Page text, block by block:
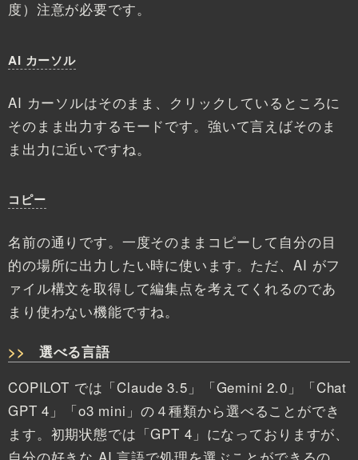
度）注意が必要です。
AI カーソル
AI カーソルはそのまま、クリックしているところに
そのまま出力するモードです。強いて言えばそのま
ま出力に近いですね。
コピー
名前の通りです。一度そのままコピーして自分の目
的の場所に出力したい時に使います。ただ、AI がフ
ァイル構文を取得して編集点を考えてくれるのであ
まり使わない機能ですね。
選べる言語
COPILOT では「Claude 3.5」「Gemini 2.0」「Chat
GPT 4」「o3 mini」の４種類から選べることができ
ます。初期状態では「GPT 4」になっておりますが、